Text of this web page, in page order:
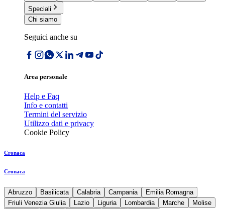
Speciali
Chi siamo
Seguici anche su
Area personale
Help e Faq
Info e contatti
Termini del servizio
Utilizzo dati e privacy
Cookie Policy
Cronaca
Cronaca
Abruzzo Basilicata Calabria Campania
Emilia Romagna
Friuli Venezia Giulia
Lazio Liguria Lombardia Marche
Molise